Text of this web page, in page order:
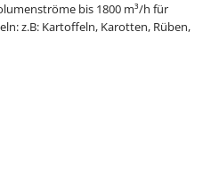
bis 1800 m³/h für
z.B: Kartoffeln, Karotten, Rüben,